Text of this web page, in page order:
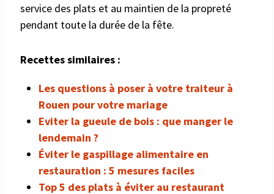
service des plats et au maintien de la propreté
pendant toute la durée de la fête.
Recettes similaires :
Les questions à poser à votre traiteur à
Rouen pour votre mariage
Eviter la gueule de bois : que manger le
lendemain ?
Éviter le gaspillage alimentaire en
restauration : 5 mesures faciles
Top 5 des plats à éviter au restaurant